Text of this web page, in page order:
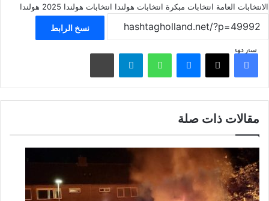
الانتخابات العامة انتخابات مبكرة انتخابات هولندا انتخابات هولندا 2025 هولندا
نسخ الرابط
شاركهافيسبوك ‫X ماسنجر واتساب تيلقرام مشاركة عبر البريد
مقالات ذات صلة